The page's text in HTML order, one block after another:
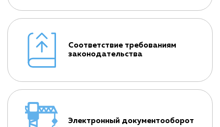
Соответствие требованиям
законодательства
Электронный документооборот